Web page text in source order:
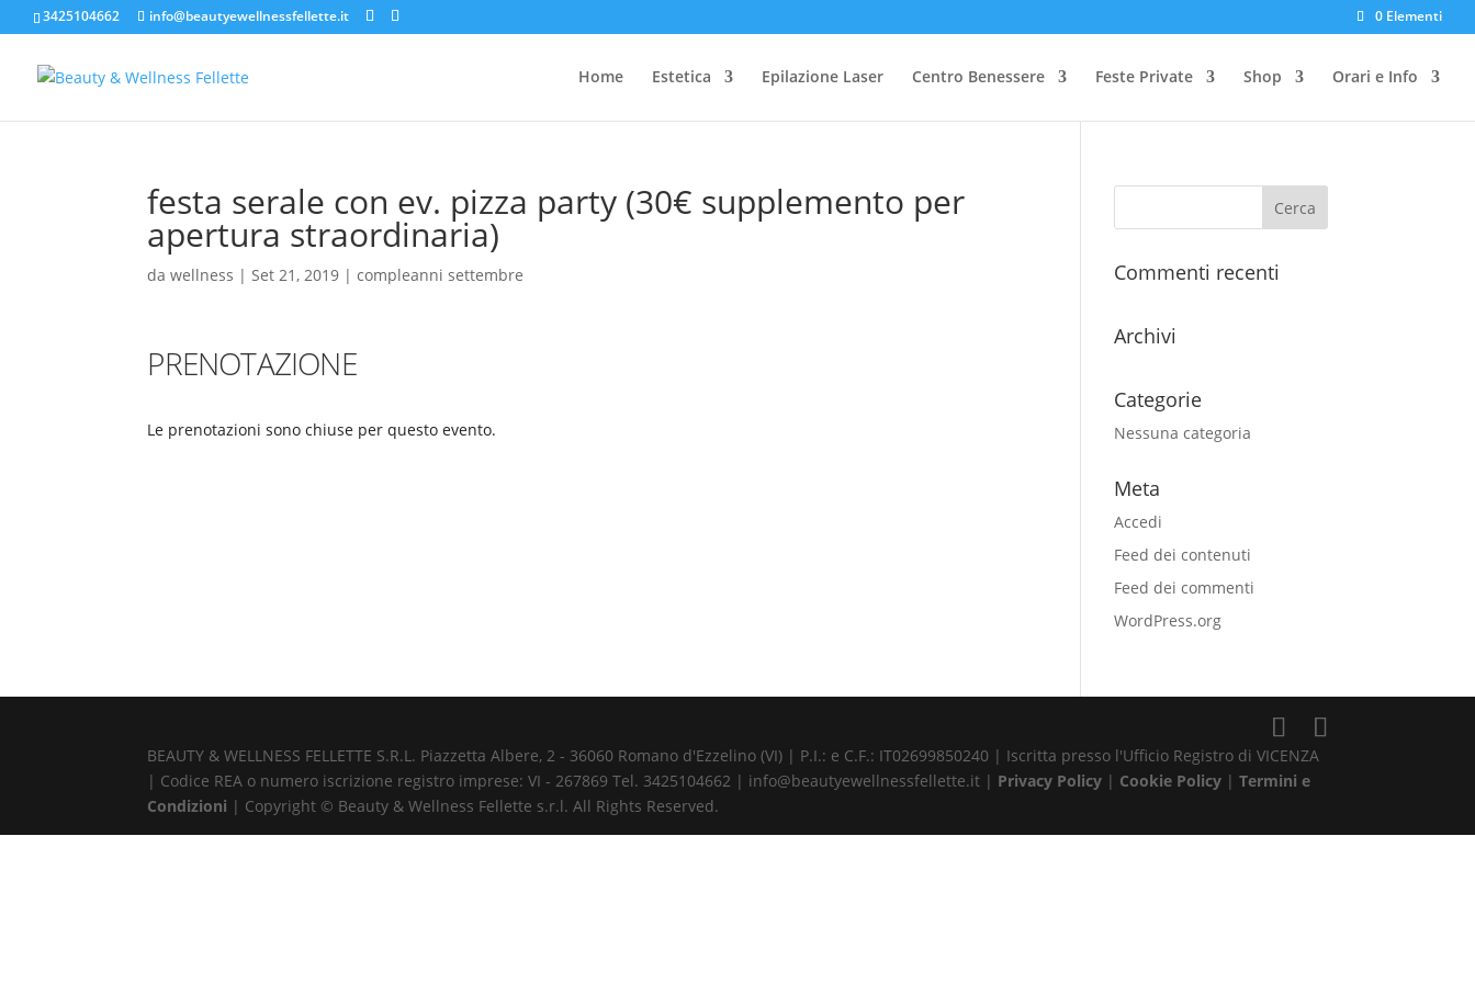
3425104662 info@beautyewellnessfellette.it 0 Elementi
Home Estetica Epilazione Laser Centro Benessere Feste Private Shop Orari e Info
festa serale con ev. pizza party (30€ supplemento per
apertura straordinaria)
dawellness |Set 21, 2019 |compleanni settembre
PRENOTAZIONE
Le prenotazioni sono chiuse per questo evento.
Commenti recenti
Archivi
Categorie
Nessuna categoria
Meta
Accedi
Feed dei contenuti
Feed dei commenti
WordPress.org
BEAUTY & WELLNESS FELLETTE S.R.L. Piazzetta Albere, 2 - 36060 Romano d'Ezzelino (VI) | P.I.: e C.F.: IT02699850240 | Iscritta presso l'Ufficio Registro di VICENZA
| Codice REA o numero iscrizione registro imprese: VI - 267869 Tel. 3425104662 | info@beautyewellnessfellette.it | Privacy Policy | Cookie Policy |Termini e
Condizioni | Copyright © Beauty & Wellness Fellette s.r.l. All Rights Reserved.